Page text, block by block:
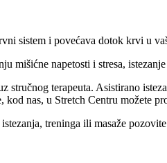
sistem i povećava dotok krvi u
mišićne napetosti i stresa,
stručnog terapeuta. Asistirano
nas, u Stretch Centru možete
treninga ili masaže pozovite